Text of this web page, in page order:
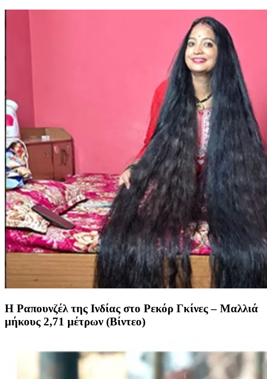
Η Ραπουνζέλ της Ινδίας στο Ρεκόρ Γκίνες – Μαλλιά
μήκους 2,71 μέτρων (Βίντεο)